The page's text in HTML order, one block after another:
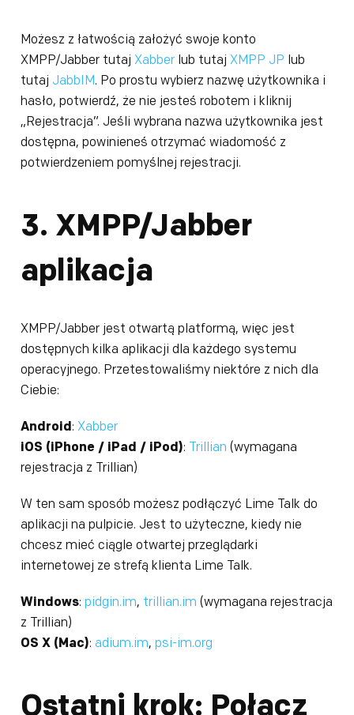
Możesz z łatwością założyć swoje konto
XMPP/Jabber tutaj Xabber lub tutaj XMPP JP lub
tutaj JabbIM. Po prostu wybierz nazwę użytkownika i
hasło, potwierdź, że nie jesteś robotem i kliknij
„Rejestracja”. Jeśli wybrana nazwa użytkownika jest
dostępna, powinieneś otrzymać wiadomość z
potwierdzeniem pomyślnej rejestracji.
3. XMPP/Jabber
aplikacja
XMPP/Jabber jest otwartą platformą, więc jest
dostępnych kilka aplikacji dla każdego systemu
operacyjnego. Przetestowaliśmy niektóre z nich dla
Ciebie:
Android : Xabber
iOS (iPhone / iPad / iPod): Trillian (wymagana
rejestracja z Trillian)
W ten sam sposób możesz podłączyć Lime Talk do
aplikacji na pulpicie. Jest to użyteczne, kiedy nie
chcesz mieć ciągle otwartej przeglądarki
internetowej ze strefą klienta Lime Talk.
Windows: pidgin.im, trillian.im (wymagana rejestracja
z Trillian)
OS X (Mac): adium.im, psi-im.org
Ostatni krok: Połącz